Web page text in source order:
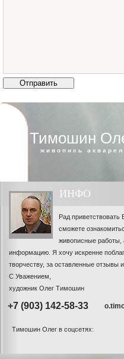
Тимошин
живопись
ИНФО
Рад
сможете
живописные работы,
информацию. Я хочу искренне
творчеству, за оставленные отзывы
С Уважением,
художник Олег Тимошин
+7 (903) 142-58-33
Тимошин Олег в соцсетях: